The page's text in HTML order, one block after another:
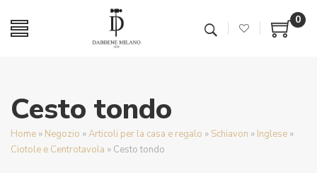
0
Cesto tondo
Home » Negozio »Articoli per la casa e regalo » Schiavon » Inglese »
Ciotole e Centrotavola » Cesto tondo